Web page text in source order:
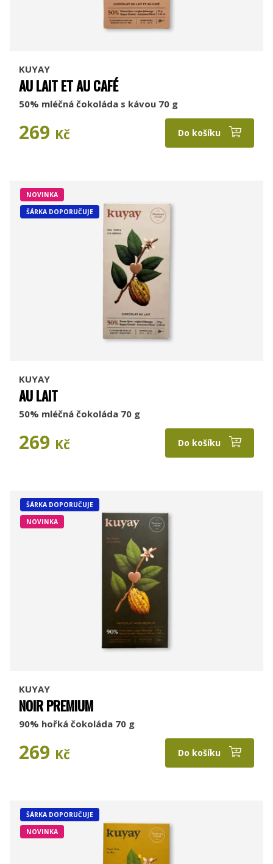
KUYAY
AU LAIT ET AU CAFÉ
50% mléčná čokoláda s kávou 70 g
269 Kč Do košíku
NOVINKA
ŠÁRKA DOPORUČUJE
KUYAY
AU LAIT
50% mléčná čokoláda 70 g
269 Kč Do košíku
ŠÁRKA DOPORUČUJE
NOVINKA
KUYAY
NOIR PREMIUM
90% hořká čokoláda 70 g
269 Kč Do košíku
ŠÁRKA DOPORUČUJE
NOVINKA